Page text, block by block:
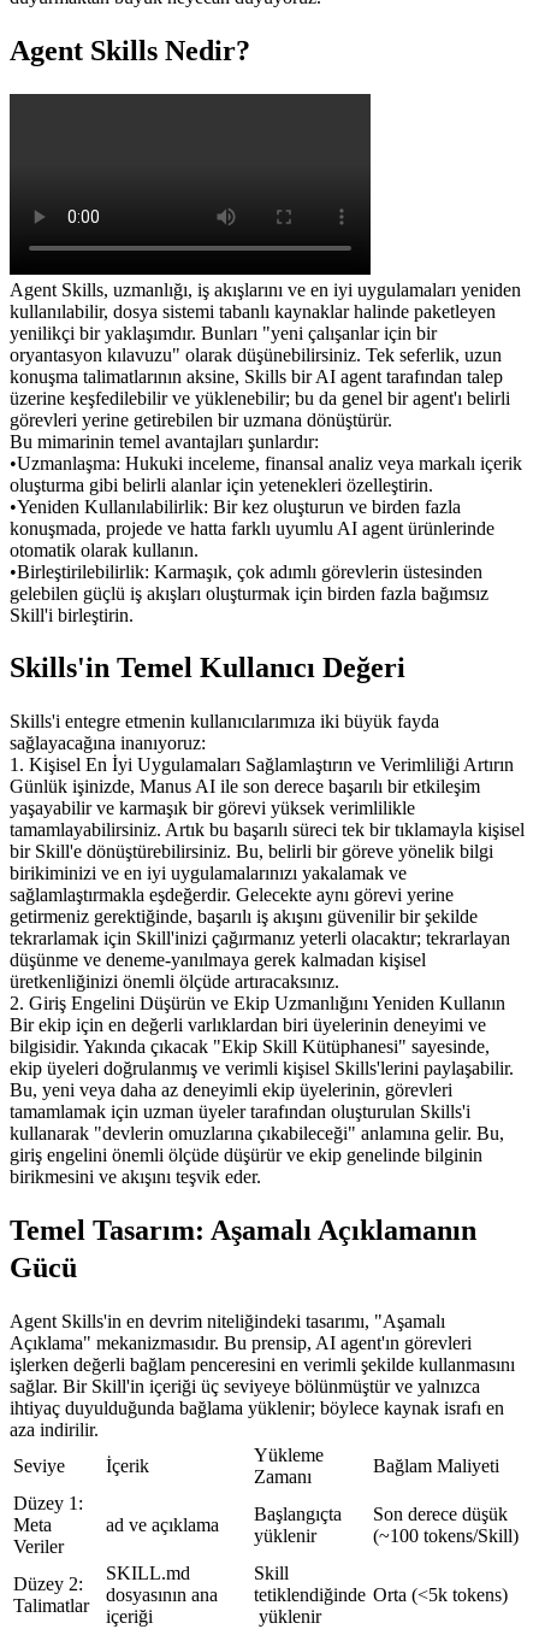
Agent Skills Nedir?
Agent Skills, uzmanlığı, iş akışlarını ve en iyi uygulamaları yeniden
kullanılabilir, dosya sistemi tabanlı kaynaklar halinde paketleyen
yenilikçi bir yaklaşımdır. Bunları "yeni çalışanlar için bir
oryantasyon kılavuzu" olarak düşünebilirsiniz. Tek seferlik, uzun
konuşma talimatlarının aksine, Skills bir AI agent tarafından talep
üzerine keşfedilebilir ve yüklenebilir; bu da genel bir agent'ı belirli
görevleri yerine getirebilen bir uzmana dönüştürür.
Bu mimarinin temel avantajları şunlardır:
•Uzmanlaşma: Hukuki inceleme, finansal analiz veya markalı içerik
oluşturma gibi belirli alanlar için yetenekleri özelleştirin.
•Yeniden Kullanılabilirlik: Bir kez oluşturun ve birden fazla
konuşmada, projede ve hatta farklı uyumlu AI agent ürünlerinde
otomatik olarak kullanın.
•Birleştirilebilirlik: Karmaşık, çok adımlı görevlerin üstesinden
gelebilen güçlü iş akışları oluşturmak için birden fazla bağımsız
Skill'i birleştirin.
Skills'in Temel Kullanıcı Değeri
Skills'i entegre etmenin kullanıcılarımıza iki büyük fayda
sağlayacağına inanıyoruz:
1. Kişisel En İyi Uygulamaları Sağlamlaştırın ve Verimliliği Artırın
Günlük işinizde, Manus AI ile son derece başarılı bir etkileşim
yaşayabilir ve karmaşık bir görevi yüksek verimlilikle
tamamlayabilirsiniz. Artık bu başarılı süreci tek bir tıklamayla kişisel
bir Skill'e dönüştürebilirsiniz. Bu, belirli bir göreve yönelik bilgi
birikiminizi ve en iyi uygulamalarınızı yakalamak ve
sağlamlaştırmakla eşdeğerdir. Gelecekte aynı görevi yerine
getirmeniz gerektiğinde, başarılı iş akışını güvenilir bir şekilde
tekrarlamak için Skill'inizi çağırmanız yeterli olacaktır; tekrarlayan
düşünme ve deneme-yanılmaya gerek kalmadan kişisel
üretkenliğinizi önemli ölçüde artıracaksınız.
2. Giriş Engelini Düşürün ve Ekip Uzmanlığını Yeniden Kullanın
Bir ekip için en değerli varlıklardan biri üyelerinin deneyimi ve
bilgisidir. Yakında çıkacak "Ekip Skill Kütüphanesi" sayesinde,
ekip üyeleri doğrulanmış ve verimli kişisel Skills'lerini paylaşabilir.
Bu, yeni veya daha az deneyimli ekip üyelerinin, görevleri
tamamlamak için uzman üyeler tarafından oluşturulan Skills'i
kullanarak "devlerin omuzlarına çıkabileceği" anlamına gelir. Bu,
giriş engelini önemli ölçüde düşürür ve ekip genelinde bilginin
birikmesini ve akışını teşvik eder.
Temel Tasarım: Aşamalı Açıklamanın
Gücü
Agent Skills'in en devrim niteliğindeki tasarımı, "Aşamalı
Açıklama" mekanizmasıdır. Bu prensip, AI agent'ın görevleri
işlerken değerli bağlam penceresini en verimli şekilde kullanmasını
sağlar. Bir Skill'in içeriği üç seviyeye bölünmüştür ve yalnızca
ihtiyaç duyulduğunda bağlama yüklenir; böylece kaynak israfı en
aza indirilir.
Seviye
İçerik
Yükleme
Zamanı
Bağlam Maliyeti
Düzey 1:
Meta
Veriler
ad ve açıklama
Başlangıçta
yüklenir
Son derece düşük
(~100 tokens/Skill)
Düzey 2:
Talimatlar
SKILL.md
dosyasının ana
içeriği
Skill
tetiklendiğinde
yüklenir
Orta (<5k tokens)